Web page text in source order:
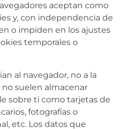
aceptan como
y, con independencia de
o impiden en los ajustes
temporales o
al navegador, no a la
suelen almacenar
sobre ti como tarjetas de
fotografías o
etc. Los datos que